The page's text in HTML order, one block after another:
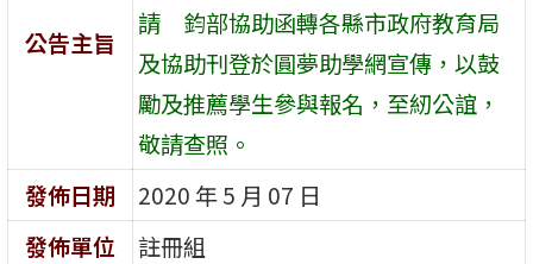
公告主旨
請 鈞部協助函轉各縣市政府教育局
及協助刊登於圓夢助學網宣傳，以鼓
勵及推薦學生參與報名，至紉公誼，
敬請查照。
發佈日期
2020 年 5 月 07 日
發佈單位
註冊組